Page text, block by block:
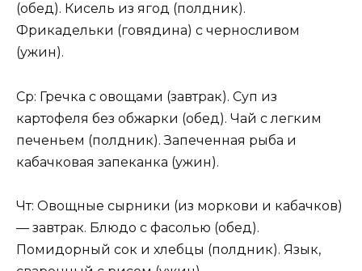
(обед). Кисель из ягод (полдник).
Фрикадельки (говядина) с черносливом
(ужин).
Ср: Гречка с овощами (завтрак). Суп из
картофеля без обжарки (обед). Чай с легким
печеньем (полдник). Запеченная рыба и
кабачковая запеканка (ужин).
Чт: Овощные сырники (из моркови и кабачков)
— завтрак. Блюдо с фасолью (обед).
Помидорный сок и хлебцы (полдник). Язык,